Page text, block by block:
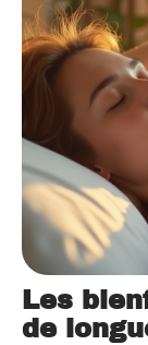
Les
de